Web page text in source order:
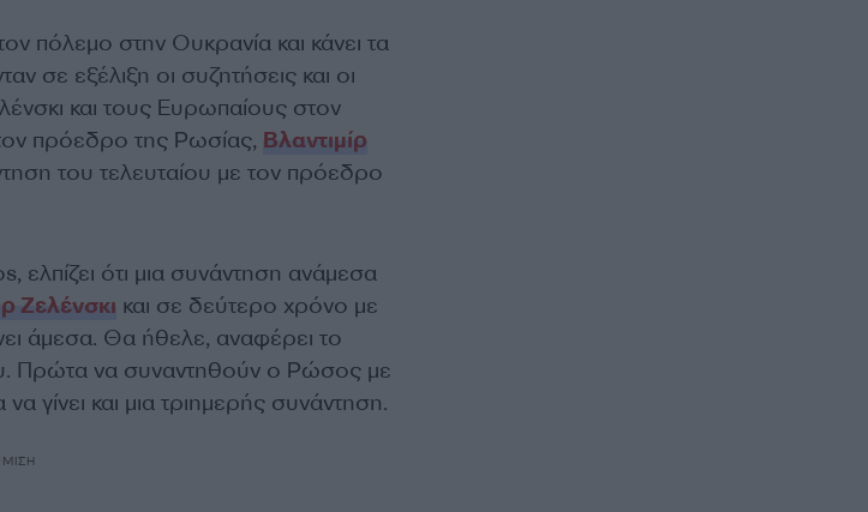
πόλεμο στην Ουκρανία και κάνει τα
σε εξέλιξη οι συζητήσεις και οι
και τους Ευρωπαίους στον
πρόεδρο της Ρωσίας, Βλαντιμίρ
του τελευταίου με τον πρόεδρο
ότι μια συνάντηση ανάμεσα
Ζελένσκι και σε δεύτερο χρόνο με
άμεσα. Θα ήθελε, αναφέρει το
Πρώτα να συναντηθούν ο Ρώσος με
γίνει και μια τριημερής συνάντηση.